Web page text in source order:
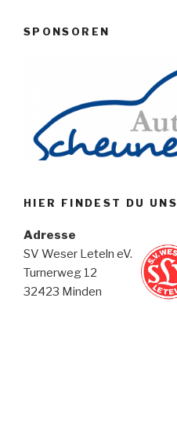
SPONSOREN
HIER FINDEST DU UNS
Adresse
SV Weser Leteln eV.
Turnerweg 12
32423 Minden